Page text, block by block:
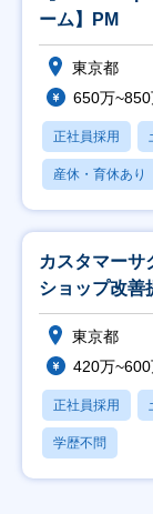
ーム】PM
東京都
650万
正社員採用
産休・育休あり
カスタマーサ
ショップ改善
東京都
420万
正社員採用
学歴不問